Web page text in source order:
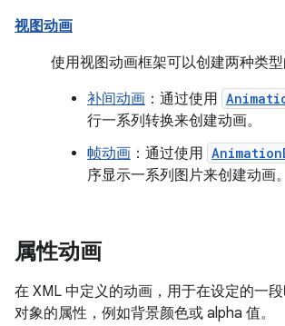
视图动画
使用视图动画框架可以创建两种类型
补间动画 ：通过使用
行一系列转换来创建动画。
帧动画 ：通过使用
序显示一系列图片来创建动画。
属性动画
在 XML 中定义的动画，用于在设定的一
对象的属性，例如背景颜色或 alpha 值。